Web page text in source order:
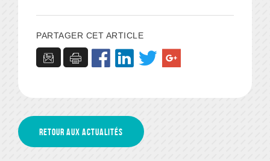
PARTAGER CET ARTICLE
Retour aux actualités